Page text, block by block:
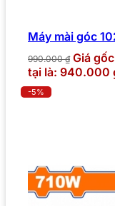
Máy mài góc
990.000₫ Giá
tại là: 940.000
-5%